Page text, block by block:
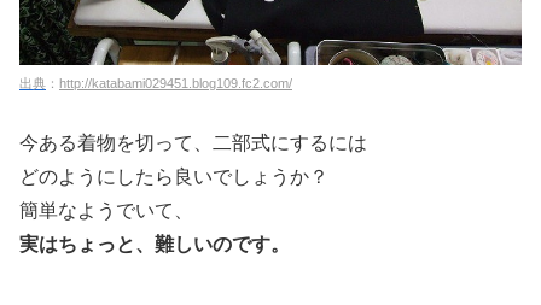
出典 ： http://katabami029451.blog109.fc2.com/
今ある着物を切って、二部式にするには
どのようにしたら良いでしょうか？
簡単なようでいて、
実はちょっと、難しいのです。